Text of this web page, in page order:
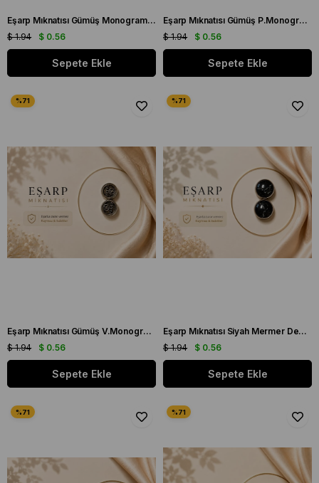
Eşarp Mıknatısı Gümüş Monogram Desen
$ 0.56
$ 1.94
Sepete Ekle
Eşarp Mıknatısı Gümüş P.Monogram Desen
$ 0.56
$ 1.94
Sepete Ekle
Eşarp Mıknatısı Gümüş V.Monogram Desen
$ 0.56
$ 1.94
Sepete Ekle
Eşarp Mıknatısı Siyah Mermer Desen
$ 0.56
$ 1.94
Sepete Ekle